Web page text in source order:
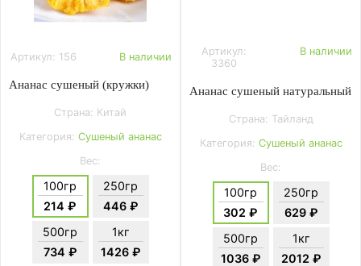
Артикул: 156 В наличии
Ананас сушеный (кружки)
Страна: Китай
Категория: Сушеный ананас
Вес:
100гр
214 ₽
250гр
446 ₽
500гр
734 ₽
1кг
1426 ₽
Артикул:
3360
В наличии
Ананас сушеный натуральный
Страна: Тайланд
Категория: Сушеный ананас
Вес:
100гр
302 ₽
250гр
629 ₽
500гр
1036 ₽
1кг
2012 ₽